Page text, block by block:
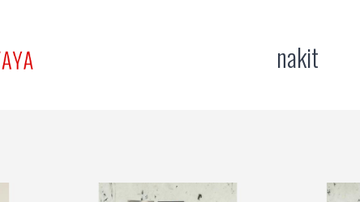
nakit